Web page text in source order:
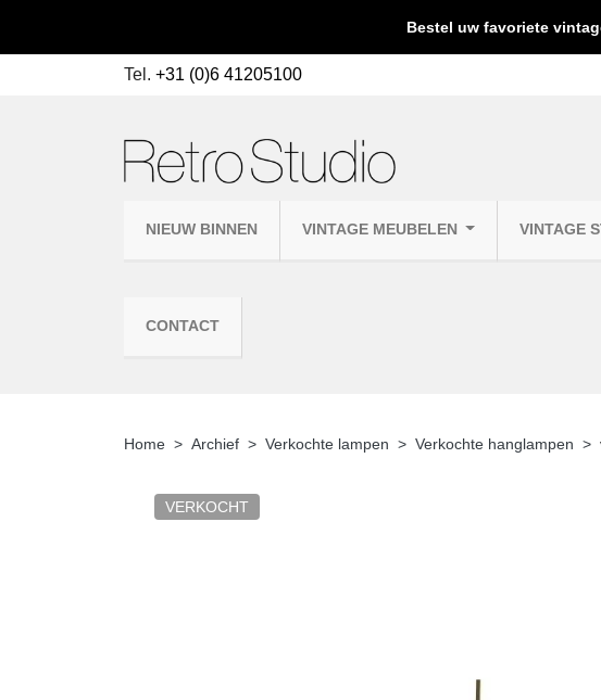
Bestel uw favoriete
Tel. +31 (0)6 41205100
NIEUW BINNEN VINTAGE MEUBELEN VINTAGE
CONTACT
Home Archief Verkochte lampen Verkochte hanglampen
VERKOCHT